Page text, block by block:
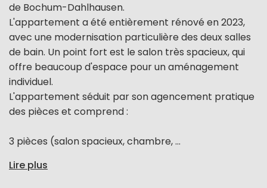
de Bochum-Dahlhausen.
L'appartement a été entièrement rénové en 2023,
avec une modernisation particulière des deux salles
de bain. Un point fort est le salon très spacieux, qui
offre beaucoup d'espace pour un aménagement
individuel.
L'appartement séduit par son agencement pratique
des pièces et comprend :
3 pièces (salon spacieux, chambre, ...
Lire plus